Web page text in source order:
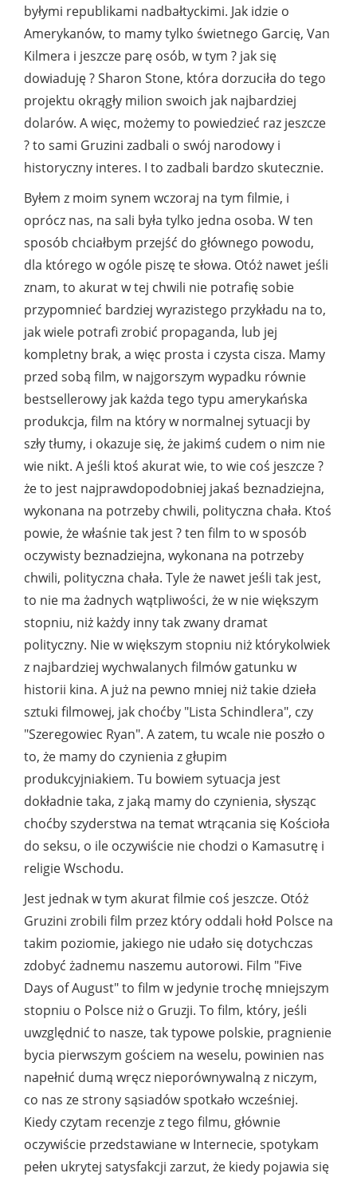
byłymi republikami nadbałtyckimi. Jak idzie o
Amerykanów, to mamy tylko świetnego Garcię, Van
Kilmera i jeszcze parę osób, w tym ? jak się
dowiaduję ? Sharon Stone, która dorzuciła do tego
projektu okrągły milion swoich jak najbardziej
dolarów. A więc, możemy to powiedzieć raz jeszcze
? to sami Gruzini zadbali o swój narodowy i
historyczny interes. I to zadbali bardzo skutecznie.
Byłem z moim synem wczoraj na tym filmie, i
oprócz nas, na sali była tylko jedna osoba. W ten
sposób chciałbym przejść do głównego powodu,
dla którego w ogóle piszę te słowa. Otóż nawet jeśli
znam, to akurat w tej chwili nie potrafię sobie
przypomnieć bardziej wyrazistego przykładu na to,
jak wiele potrafi zrobić propaganda, lub jej
kompletny brak, a więc prosta i czysta cisza. Mamy
przed sobą film, w najgorszym wypadku równie
bestsellerowy jak każda tego typu amerykańska
produkcja, film na który w normalnej sytuacji by
szły tłumy, i okazuje się, że jakimś cudem o nim nie
wie nikt. A jeśli ktoś akurat wie, to wie coś jeszcze ?
że to jest najprawdopodobniej jakaś beznadziejna,
wykonana na potrzeby chwili, polityczna chała. Ktoś
powie, że właśnie tak jest ? ten film to w sposób
oczywisty beznadziejna, wykonana na potrzeby
chwili, polityczna chała. Tyle że nawet jeśli tak jest,
to nie ma żadnych wątpliwości, że w nie większym
stopniu, niż każdy inny tak zwany dramat
polityczny. Nie w większym stopniu niż którykolwiek
z najbardziej wychwalanych filmów gatunku w
historii kina. A już na pewno mniej niż takie dzieła
sztuki filmowej, jak choćby "Lista Schindlera", czy
"Szeregowiec Ryan". A zatem, tu wcale nie poszło o
to, że mamy do czynienia z głupim
produkcyjniakiem. Tu bowiem sytuacja jest
dokładnie taka, z jaką mamy do czynienia, słysząc
choćby szyderstwa na temat wtrącania się Kościoła
do seksu, o ile oczywiście nie chodzi o Kamasutrę i
religie Wschodu.
Jest jednak w tym akurat filmie coś jeszcze. Otóż
Gruzini zrobili film przez który oddali hołd Polsce na
takim poziomie, jakiego nie udało się dotychczas
zdobyć żadnemu naszemu autorowi. Film "Five
Days of August" to film w jedynie trochę mniejszym
stopniu o Polsce niż o Gruzji. To film, który, jeśli
uwzględnić to nasze, tak typowe polskie, pragnienie
bycia pierwszym gościem na weselu, powinien nas
napełnić dumą wręcz nieporównywalną z niczym,
co nas ze strony sąsiadów spotkało wcześniej.
Kiedy czytam recenzje z tego filmu, głównie
oczywiście przedstawiane w Internecie, spotykam
pełen ukrytej satysfakcji zarzut, że kiedy pojawia się